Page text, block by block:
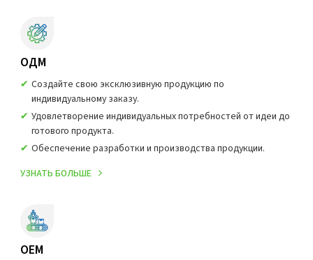
ОДМ
Создайте свою эксклюзивную продукцию по
индивидуальному заказу.
Удовлетворение индивидуальных потребностей от идеи до
готового продукта.
Обеспечение разработки и производства продукции.
УЗНАТЬ БОЛЬШЕ
OEM